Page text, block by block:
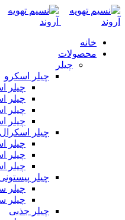
خانه
محصولات
چیلر
چیلر اسکرو
چیلر
چیلر
چیلر
چیلر
چیلر اسکرال
چیلر
چیلر
چیلر
چیلر
چیلر
چیلر
چیلر جذبی